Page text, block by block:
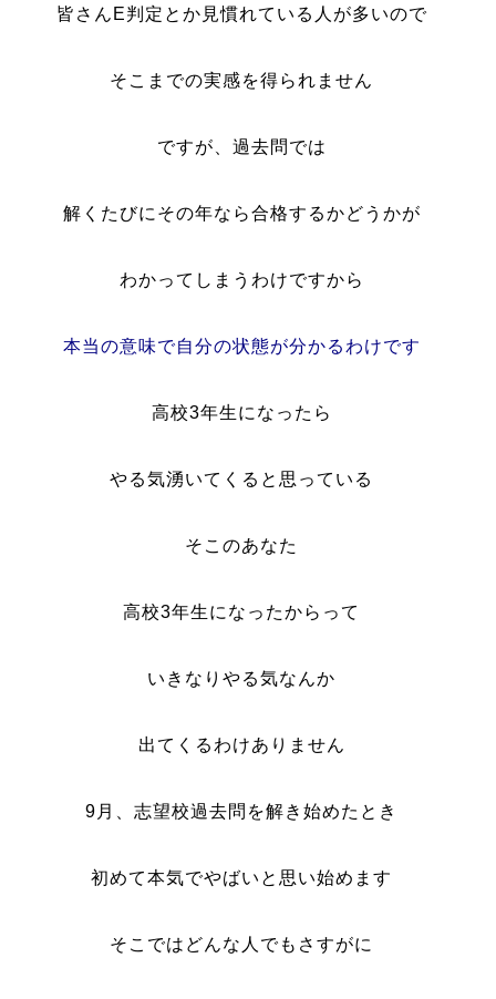
皆さんE判定とか見慣れている人が多いので
そこまでの実感を得られません
ですが、過去問では
解くたびにその年なら合格するかどうかが
わかってしまうわけですから
本当の意味で自分の状態が分かるわけです
高校3年生になったら
やる気湧いてくると思っている
そこのあなた
高校3年生になったからって
いきなりやる気なんか
出てくるわけありません
9月、志望校過去問を解き始めたとき
初めて本気でやばいと思い始めます
そこではどんな人でもさすがに